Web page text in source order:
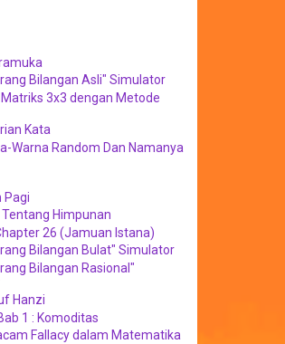
Bilangan Asli" Simulator
3x3 dengan Metode
Kata
Warna Random Dan Namanya
Pagi
Himpunan
26 (Jamuan Istana)
Bilangan Bulat" Simulator
Bilangan Rasional"
Hanzi
1 : Komoditas
Fallacy dalam Matematika